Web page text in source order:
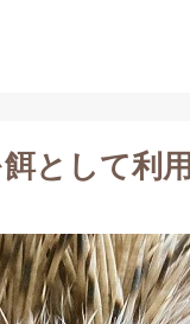
として利用